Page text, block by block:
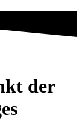
der